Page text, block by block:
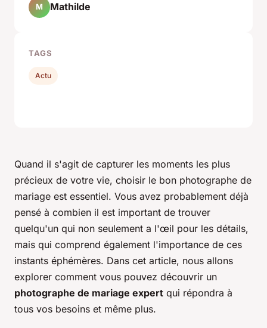
Quand il s'agit de capturer les moments les plus
précieux de votre vie, choisir le bon photographe de
mariage est essentiel. Vous avez probablement déjà
pensé à combien il est important de trouver
quelqu'un qui non seulement a l'œil pour les détails,
mais qui comprend également l'importance de ces
instants éphémères. Dans cet article, nous allons
explorer comment vous pouvez découvrir un
photographe de mariage expert qui répondra à
tous vos besoins et même plus.
M Mathilde
TAGS
Actu